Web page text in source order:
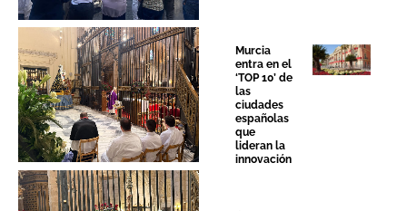
Sin leyenda
Murcia
entra en el
‘TOP 10’ de
las
ciudades
españolas
que
lideran la
innovación